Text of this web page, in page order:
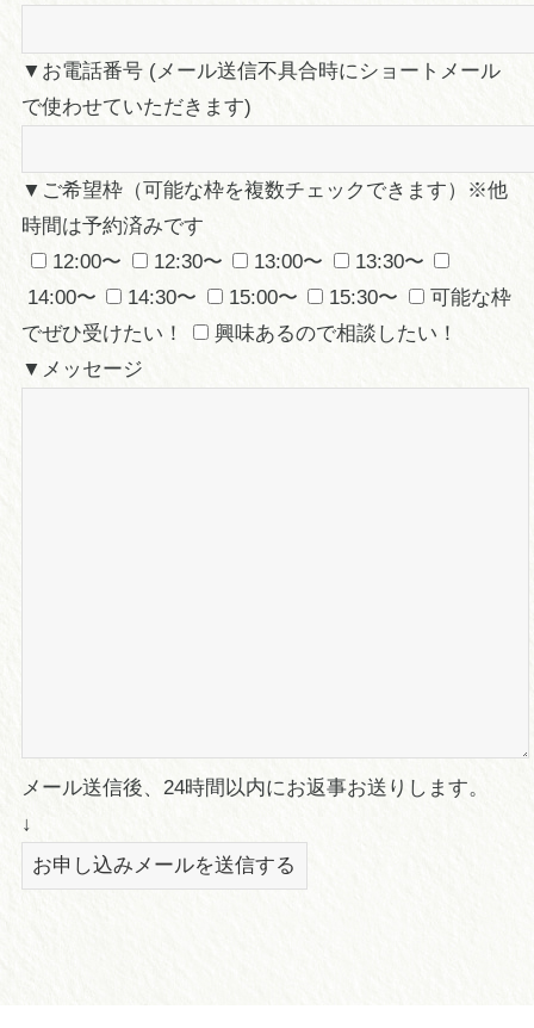
▼お電話番号 (メール送信不具合時にショートメール
で使わせていただきます)
▼ご希望枠（可能な枠を複数チェックできます）※他
時間は予約済みです
12:00〜
12:30〜 13:00〜
13:30〜
14:00〜
14:30〜 15:00〜 15:30〜
可能な枠
でぜひ受けたい！
興味あるので相談したい！
▼メッセージ
メール送信後、24時間以内にお返事お送りします。
↓